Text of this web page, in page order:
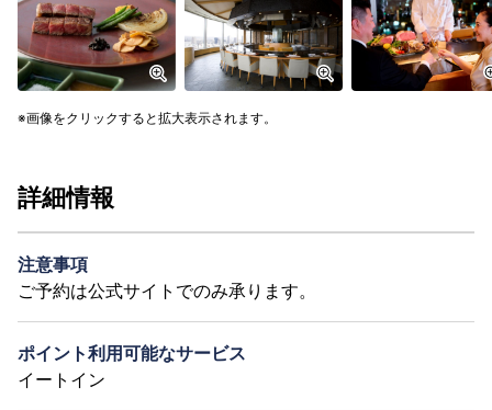
画像をクリックすると拡大表示されます。
詳細情報
注意事項
ご予約は公式サイトでのみ承ります。
ポイント利用可能なサービス
イートイン